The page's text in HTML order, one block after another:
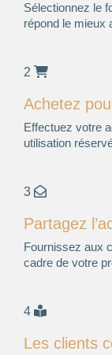
Sélectionnez le
répond le mieux
2
Achetez
Effectuez votre
utilisation
3
Partagez
Fournissez aux
cadre de votre
4
Les clients